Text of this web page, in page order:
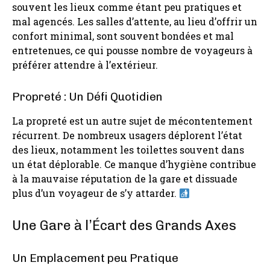
souvent les lieux comme étant peu pratiques et
mal agencés. Les salles d’attente, au lieu d’offrir un
confort minimal, sont souvent bondées et mal
entretenues, ce qui pousse nombre de voyageurs à
préférer attendre à l’extérieur.
Propreté : Un Défi Quotidien
La propreté est un autre sujet de mécontentement
récurrent. De nombreux usagers déplorent l’état
des lieux, notamment les toilettes souvent dans
un état déplorable. Ce manque d’hygiène contribue
à la mauvaise réputation de la gare et dissuade
plus d’un voyageur de s’y attarder.
Une Gare à l’Écart des Grands Axes
Un Emplacement peu Pratique